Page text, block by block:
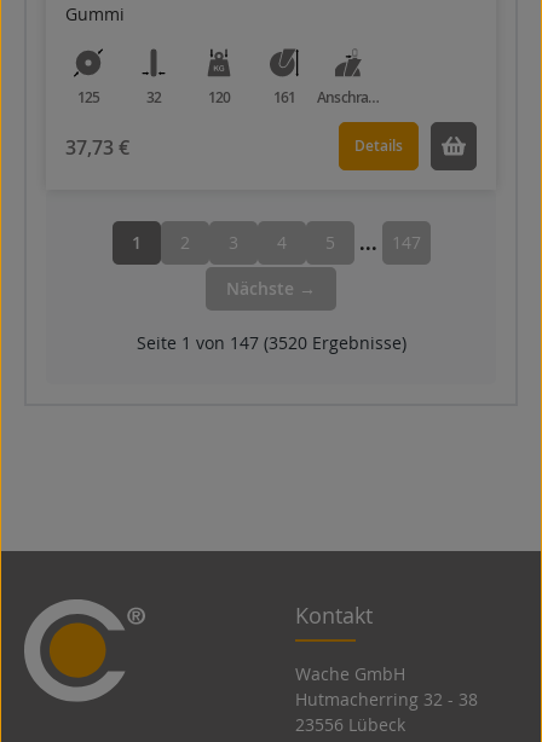
Gummi
125 32 120 161 Anschraubplatte
37,73 € Details
Seite 1 von 147 (3520 Ergebnisse)
1 2 3 4 5 ...
147
Nächste →
Kontakt
Wache GmbH
Hutmacherring 32 ­- 38
23556 Lübeck